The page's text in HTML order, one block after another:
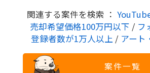
関連する案件を検索 ：
売却希望価格100万円以下 / フ
登録者数が1万人以上 / アート
案件一覧